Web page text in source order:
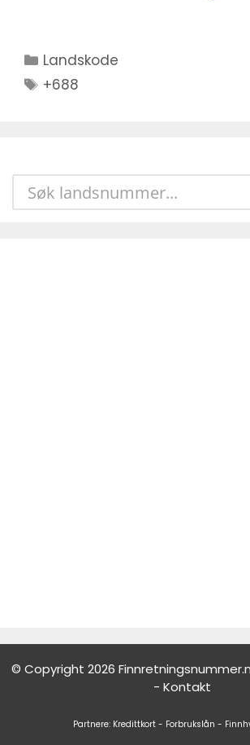
Kategorier
Landskode
Stikkord
+688
© Copyright 2026
- Kontakt
Partnere: Kredittkort - Forbrukslån -